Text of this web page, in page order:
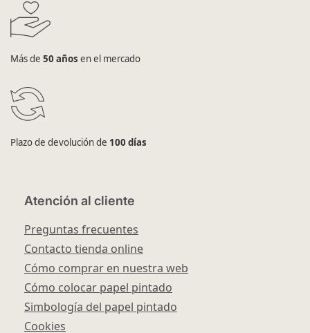
Más de 50 años en el mercado
Plazo de devolución de 100 días
Atención al cliente
Preguntas frecuentes
Contacto tienda online
Cómo comprar en nuestra web
Cómo colocar papel pintado
Simbología del papel pintado
Cookies